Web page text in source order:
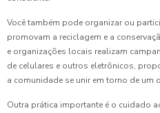
Você também pode organizar ou
promovam a reciclagem e a
e organizações locais realizam
de celulares e outros eletrônicos,
a comunidade se unir em torno de um
Outra prática importante é o cuidado